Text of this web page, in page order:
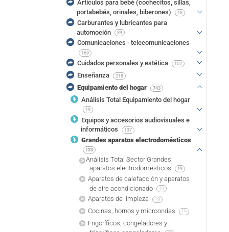
Artículos para bebé (cochecitos, sillas,
portabebés, orinales, biberones)
18
Carburantes y lubricantes para
automoción
89
Comunicaciones - telecomunicaciones
169
Cuidados personales y estética 152
Enseñanza 218
Equipamiento del hogar 743
Análisis Total Equipamiento del hogar
19
Equipos y accesorios audiovisuales e
informáticos
137
Grandes aparatos electrodomésticos
133
Análisis Total Sector Grandes
aparatos electrodomésticos
19
Aparatos de calefacción y aparatos
de aire acondicionado
19
Aparatos de limpieza 19
Cocinas, hornos y microondas 19
Frigoríficos, congeladores y